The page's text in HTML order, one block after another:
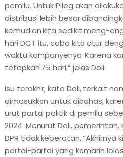
pemilu. Untuk Pileg akan
distribusi lebih besar
kemudian kita sedikit meng-
hari DCT itu, coba kita atur
waktu kampanyenya. Karena
tetapkan 75 hari,” jelas Doli.
Isu terakhir, kata Doli, terkait
dimasukkan untuk dibahas,
urut partai politik di pemilu
2024. Menurut Doli, pemerintah,
DPR tidak keberatan. “Akhirnya
partai-partai yang kemarin